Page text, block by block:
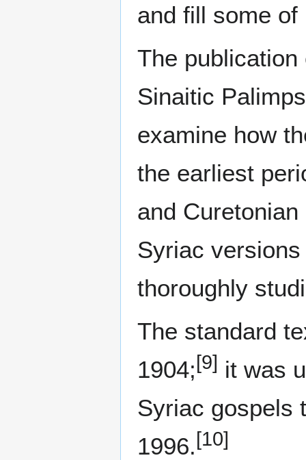
and fill some
The
Sinaitic
examine how
the earliest
and
Syriac
thoroughly
The standard
1904; [9] it was
Syriac gospels
1996. [10]